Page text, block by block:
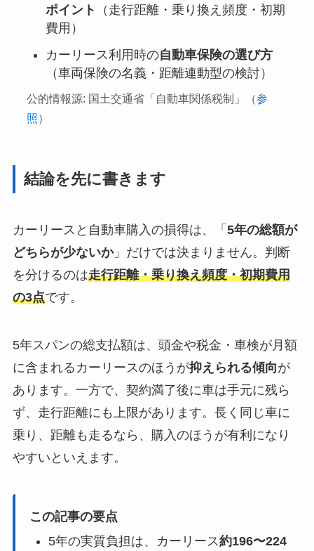
ポイント
（走行距離・乗り換え頻度・初期
費用）
カーリース利用時の自動車保険の選び方
（車両保険の名義・距離連動型の検討）
公的情報源: 国土交通省「自動車関係税制」（参
照）
結論を先に書きます
カーリースと自動車購入の損得は、「 5年の総額が
どちらが少ないか」だけでは決まりません。判断
を分けるのは走行距離・乗り換え頻度・初期費用
の3点です。
5年スパンの総支払額は、頭金や税金・車検が月額
に含まれるカーリースのほうが抑えられる傾向が
あります。一方で、契約満了後に車は手元に残ら
ず、走行距離にも上限があります。長く同じ車に
乗り、距離も走るなら、購入のほうが有利になり
やすいといえます。
この記事の要点
5年の実質負担は、カーリース約196〜224